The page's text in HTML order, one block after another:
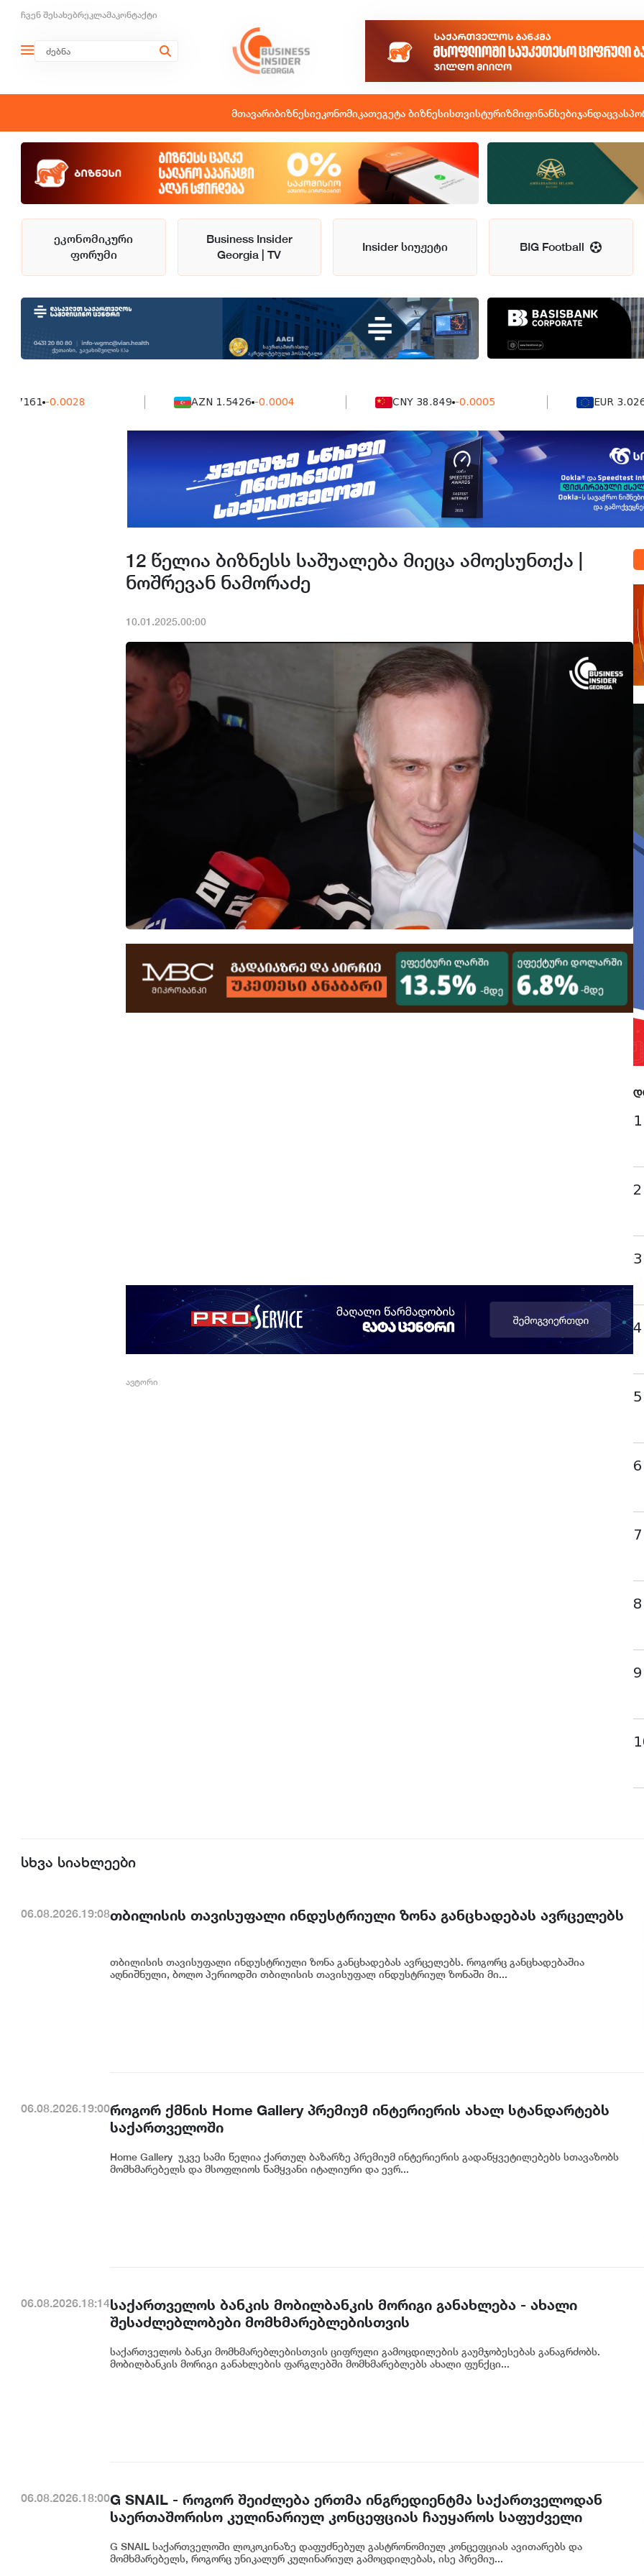
ჩვენ შესახებრეკლამაკონტაქტი
მთავარიბიზნესიეკონომიკათეგეტა ბიზნესისთვისტურიზმიფინანსებიჯანდაცვა
ეკონომიკური
ფორუმი
Business Insider
Georgia | TV
Insider სიუჟეტი BIG Football
-0.0028 AZN 1.5426 -0.0004 CNY 38.849 -0.0005 EUR 3.0264
12 წელია ბიზნესს საშუალება მიეცა ამოესუნთქა |
ნოშრევან ნამორაძე
10.01.2025.00:00
ავტორი
1
2
3
4
5
6
7
8
9
სხვა სიახლეები
06.08.2026.19:08თბილისის თავისუფალი ინდუსტრიული ზონა განცხადებას ავრცელებს
თბილისის თავისუფალი ინდუსტრიული ზონა განცხადებას ავრცელებს. როგორც განცხადებაშია
აღნიშნული, ბოლო პერიოდში თბილისის თავისუფალ ინდუსტრიულ ზონაში მი...
06.08.2026.19:00როგორ ქმნის Home Gallery პრემიუმ ინტერიერის ახალ სტანდარტებს
საქართველოში
Home Gallery უკვე სამი წელია ქართულ ბაზარზე პრემიუმ ინტერიერის გადაწყვეტილებებს სთავაზობს
მომხმარებელს და მსოფლიოს წამყვანი იტალიური და ევრ...
06.08.2026.18:14საქართველოს ბანკის მობილბანკის მორიგი განახლება - ახალი
შესაძლებლობები მომხმარებლებისთვის
საქართველოს ბანკი მომხმარებლებისთვის ციფრული გამოცდილების გაუმჯობესებას განაგრძობს.
მობილბანკის მორიგი განახლების ფარგლებში მომხმარებლებს ახალი ფუნქცი...
06.08.2026.18:00G SNAIL - როგორ შეიძლება ერთმა ინგრედიენტმა საქართველოდან
საერთაშორისო კულინარიულ კონცეფციას ჩაუყაროს საფუძველი
G SNAIL საქართველოში ლოკოკინაზე დაფუძნებულ გასტრონომიულ კონცეფციას ავითარებს და
მომხმარებელს, როგორც უნიკალურ კულინარიულ გამოცდილებას, ისე პრემიუ...